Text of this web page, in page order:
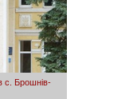
с. Брошнів-